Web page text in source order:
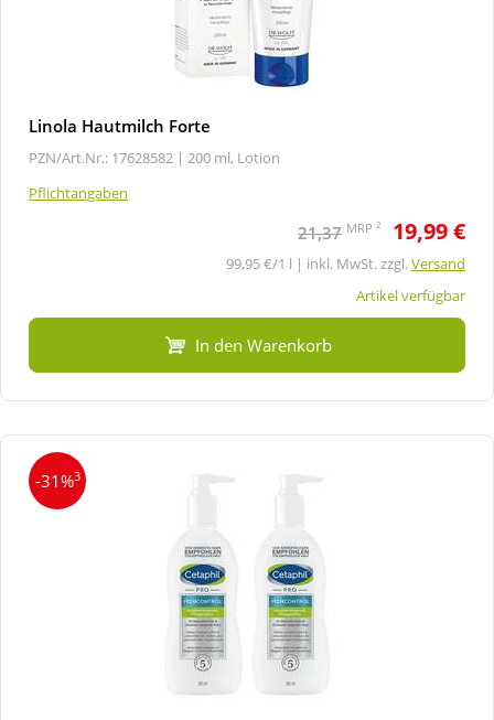
Linola Hautmilch Forte
PZN/Art.Nr.: 17628582 | 200 ml, Lotion
Pflichtangaben
21,37 MRP 2 19,99 €
99,95 €/1 l | inkl. MwSt. zzgl.Versand
Artikel verfügbar
In den Warenkorb
-31%3